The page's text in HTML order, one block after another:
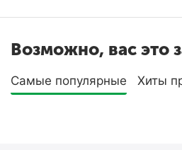
Возможно, вас это
Самые популярные Хиты